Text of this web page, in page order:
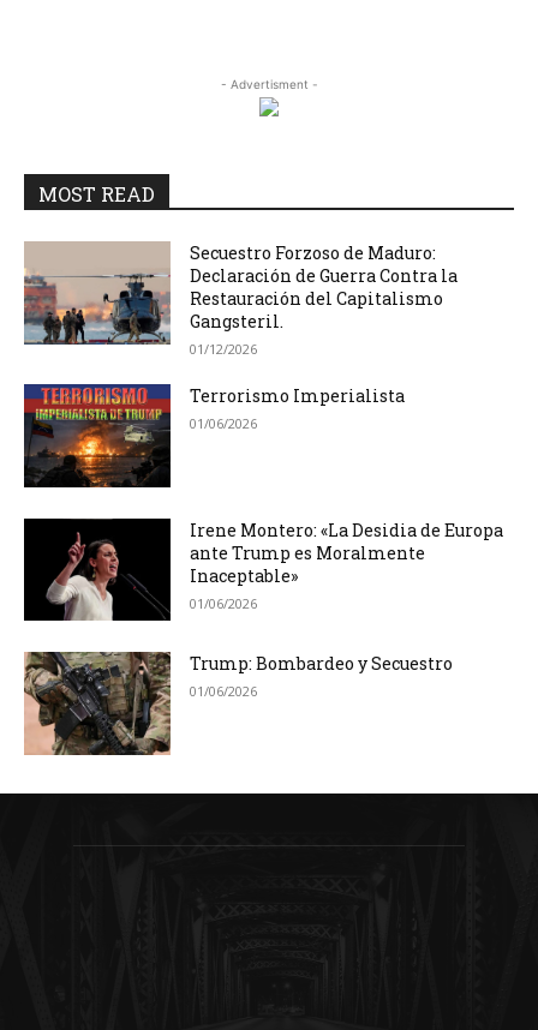
- Advertisment -
MOST READ
Secuestro Forzoso de Maduro:
Declaración de Guerra Contra la
Restauración del Capitalismo
Gangsteril.
01/12/2026
Terrorismo Imperialista
01/06/2026
Irene Montero: «La Desidia de Europa
ante Trump es Moralmente
Inaceptable»
01/06/2026
Trump: Bombardeo y Secuestro
01/06/2026